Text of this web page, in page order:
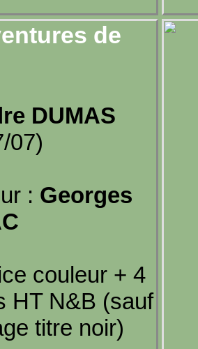
de
DUMAS
07)
: Georges
couleur + 4
HT N&B (sauf
titre noir)